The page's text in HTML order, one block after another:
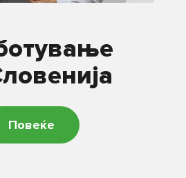
образование
Повеќе